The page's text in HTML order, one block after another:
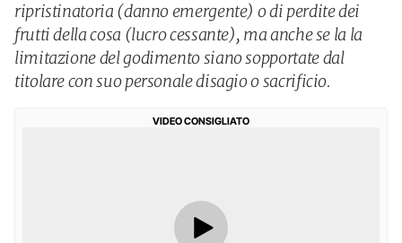
ripristinatoria (danno emergente) o di perdite dei
frutti della cosa (lucro cessante), ma anche se la la
limitazione del godimento siano sopportate dal
titolare con suo personale disagio o sacrificio.
VIDEO CONSIGLIATO